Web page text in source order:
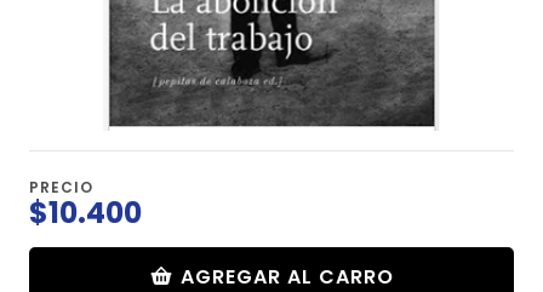
PRECIO
$10.400
AGREGAR AL CARRO